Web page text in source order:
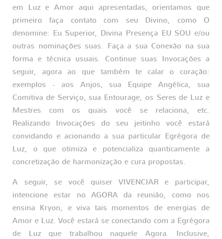
em Luz e Amor aqui apresentadas, orientamos que
primeiro faça contato com seu Divino, como O
denomine: Eu Superior, Divina Presença EU SOU e/ou
outras nominações suas. Faça a sua Conexão na sua
forma e técnica usuais. Continue suas Invocações a
seguir, agora ao que também te calar o coração:
exemplos - aos Anjos, sua Equipe Angélica, sua
Comitiva de Serviço, sua Entourage, os Seres de Luz e
Mestres com os quais você se relaciona, etc.
Realizando Invocações do seu jeitinho você estará
convidando e acionando a sua particular Egrégora de
Luz, o que otimiza e potencializa quanticamente a
concretização de harmonização e cura propostas.
A seguir, se você quiser VIVENCIAR e participar,
intencione estar no AGORA da reunião, como nos
ensina Kryon, e viva tais momentos de energias de
Amor e Luz. Você estará se conectando com a Egrégora
de Luz que trabalhou naquele Agora. Inclusive,